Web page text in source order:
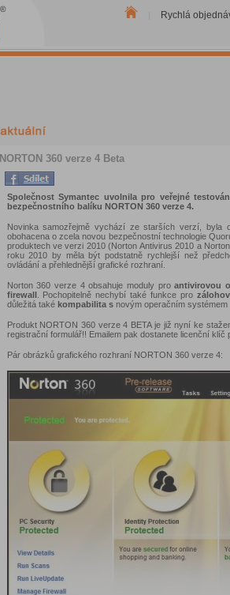
Rychlá
NORTON 360 verze 4 Beta
Společnost Symantec uvolnila pro veřejné
bezpečnostního balíku NORTON 360 verze 4.
Novinka samozřejmě vychází ze starších verzí, byla
obohacena o zcela novou bezpečnostní technologie
produktech ve verzi 2010 (Norton Antivirus 2010 a
roku 2010 by měla být podstatně rychlejší než
ovládání a přehlednější grafické rozhraní.
Norton 360 verze 4 obsahuje moduly proantivirovou
firewall. Pochopitelně nechybí také funkce pro
důležitá také kompabilita snovým operačním systémem
Produkt NORTON 360 verze 4 BETA je již nyní ke
registrační formulář!! Emailem pak dostanete licenční klíč
Pár obrázků grafického rozhraní NORTON 360 verze 4: